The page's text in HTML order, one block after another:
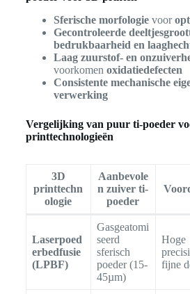
Sferische morfologievoor
Gecontroleerde
bedrukbaarheid en
Laag zuurstof- en
voorkomen oxidatiedefecten
Consistente mechanische
verwerking
Vergelijking van puur ti-poeder
printtechnologieën
3D
printtechn
ologie
Aanbevole
n zuiver ti-
poeder
Laserpoed
erbedfusie
(LPBF)
Gasgeatomi
seerd
sferisch
poeder (15-
45µm)
Hoge
fijne